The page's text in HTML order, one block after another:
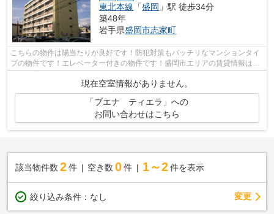
東北本線 「盛岡 」駅 徒歩34分
築48年
岩手県盛岡市志家町
こちらの物件は陽当たりが良好です！防犯対策もバッチリなマンションタイ
プの物件です！エレベーター付きの物件です！盛岡市エリアの賃貸情報は森
現在空室情報がありません。
「ブエナ ティエラ」への
お問い合わせはこちら
該当物件数 2件 空き数 0 件 1～2 件を表示
絞り込み条件： なし 変更